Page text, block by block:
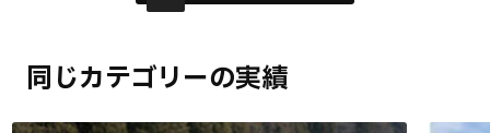
同じカテゴリーの実績